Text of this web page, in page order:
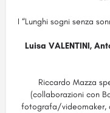
I “Lunghi sogni senza
Luisa VALENTINI,
Riccardo Mazza
(collaborazioni con
fotografa/videomaker,